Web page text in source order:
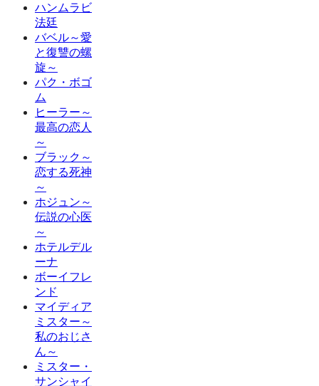
ハンムラビ
法廷
バベル～愛
と復讐の螺
旋～
パク・ボゴ
ム
ヒーラー～
最高の恋人
～
ブラック～
恋する死神
～
ホジュン～
伝説の心医
～
ホテルデル
ーナ
ボーイフレ
ンド
マイディア
ミスター～
私のおじさ
ん～
ミスター・
サンシャイ